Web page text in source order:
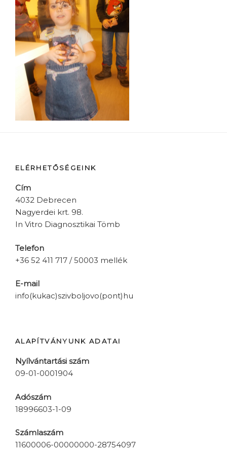
ELÉRHETŐSÉGEINK
Cím
4032 Debrecen
Nagyerdei krt. 98.
In Vitro Diagnosztikai Tömb
Telefon
+36 52 411 717 / 50003 mellék
E-mail
info(kukac)szivboljovo(pont)hu
ALAPÍTVÁNYUNK ADATAI
Nyílvántartási szám
09-01-0001904
Adószám
18996603-1-09
Számlaszám
11600006-00000000-28754097